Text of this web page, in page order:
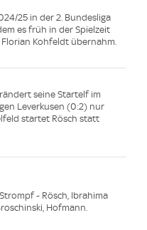
25 in der 2. Bundesliga
es früh in der Spielzeit
Kohfeldt übernahm.
seine Startelf im
Leverkusen (0:2) nur
startet Rösch statt
- Rösch, Ibrahima
Hofmann.